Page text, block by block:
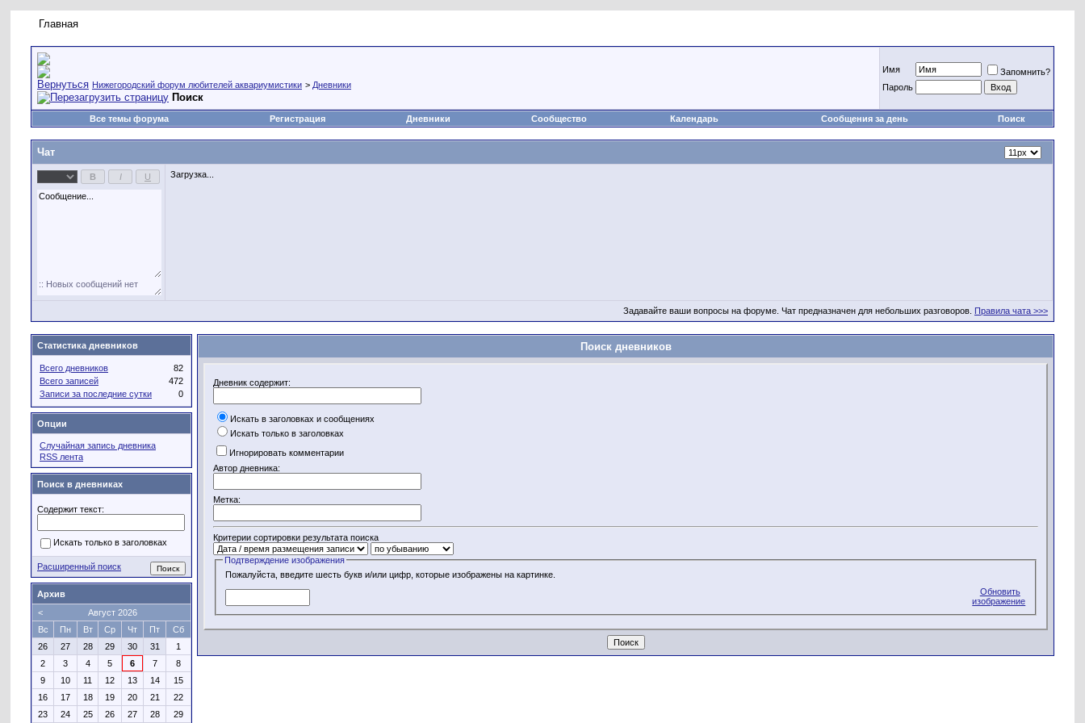
Главная
Нижегородский форум любителей аквариумистики > Дневники
Поиск
Имя
Запомнить?
Пароль
Все темы форума Регистрация Дневники Сообщество Календарь Сообщения за день Поиск
Чат
Загрузка...
Задавайте ваши вопросы на форуме. Чат предназначен для небольших разговоров. Правила чата >>>
Поиск дневников
Дневник содержит:
Искать в заголовках и сообщениях
Искать только в заголовках
Игнорировать комментарии
Автор дневника:
Метка:
Критерии сортировки результата поиска
Подтверждение изображения
Пожалуйста, введите шесть букв и/или цифр, которые изображены на картинке.
Обновить
изображение
Статистика дневников
Всего дневников
82
Всего записей
472
Записи за последние сутки
0
Опции
Случайная запись дневника
RSS лента
Поиск в дневниках
Содержит текст:
Искать только в заголовках
Расширенный поиск
Архив
<
Август 2026
Вс
Пн Вт Ср Чт Пт
Сб
26
27 28 29 30 31
1
2
3 4 5 6 7
8
9
10 11 12 13 14
15
16
17 18 19 20 21
22
23
24 25 26 27 28 29